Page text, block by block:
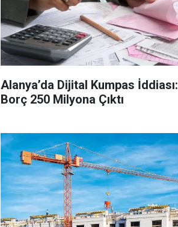
Alanya’da Dijital Kumpas İddiası:
Borç 250 Milyona Çıktı